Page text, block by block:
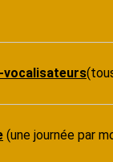
vocalisateurs
(une journée par